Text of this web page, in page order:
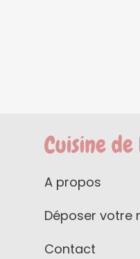
A propos
Déposer votre
Contact